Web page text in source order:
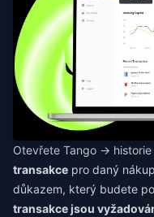
Otevřete Tango →
transakce pro daný
důkazem, který budete
transakce jsou